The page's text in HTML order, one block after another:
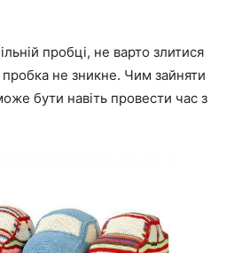
пробці, не варто злитися
пробка не зникне. Чим зайняти
бути навіть провести час з